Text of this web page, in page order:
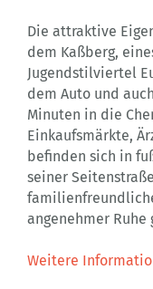
Die attraktive
dem Kaßberg,
Jugendstilviertel
dem Auto und
Minuten in die
Einkaufsmärkte,
befinden sich in
seiner
angenehmer Ruhe
Weitere